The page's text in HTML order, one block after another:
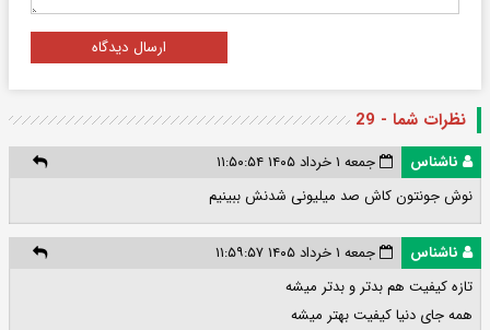
ارسال دیدگاه
نظرات شما - 29
ناشناس
جمعه ۱ خرداد ۱۴۰۵ ۱۱:۵۰:۵۴
نوش جونتون کاش صد میلیونی شدنش ببینیم
ناشناس
جمعه ۱ خرداد ۱۴۰۵ ۱۱:۵۹:۵۷
تازه کیفیت هم بدتر و بدتر میشه
همه جای دنیا کیفیت بهتر میشه